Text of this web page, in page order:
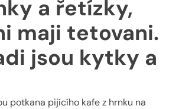
a řetízky,
maji tetovani.
jsou kytky a
potkana pijícího kafe z hrnku na